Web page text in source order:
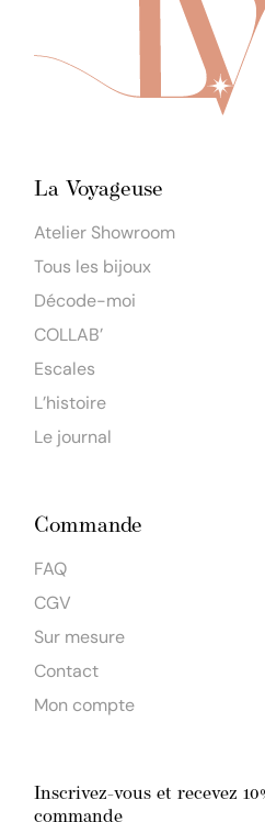
La Voyageuse
Atelier Showroom
Tous les bijoux
Décode-moi
COLLAB’
Escales
L’histoire
Le journal
Commande
FAQ
CGV
Sur mesure
Contact
Mon compte
Inscrivez-vous et recevez
commande